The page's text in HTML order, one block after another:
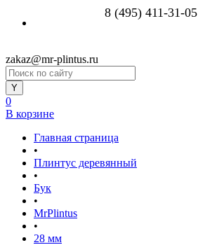
8 (495) 411-31-05
zakaz@mr-plintus.ru
0
В корзине
Главная страница
•
Плинтус деревянный
•
Бук
•
MrPlintus
•
28 мм